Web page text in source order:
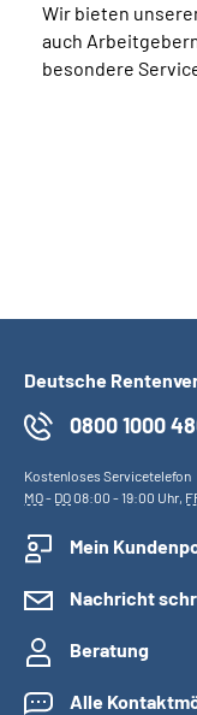
Wir bieten
auch
besondere
Deutsche
0800 1000
Kostenloses Servicetelefon
MO- DO08:00 - 19:00 Uhr,
Mein
Nachricht
Beratung
Alle